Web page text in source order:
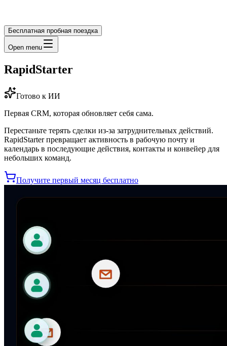
Бесплатная пробная поездка
Open menu
RapidStarter
Готово к ИИ
Первая CRM, которая обновляет себя сама.
Перестаньте терять сделки из-за затруднительных действий.
RapidStarter превращает активность в рабочую почту и
календарь в последующие действия, контакты и конвейер для
небольших команд.
Получите первый месяц бесплатно